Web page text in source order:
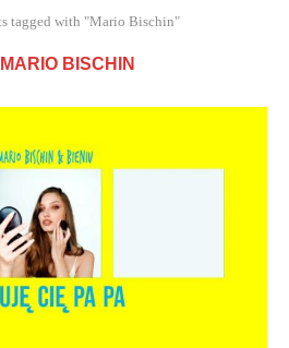
tagged with "Mario Bischin"
MARIO BISCHIN